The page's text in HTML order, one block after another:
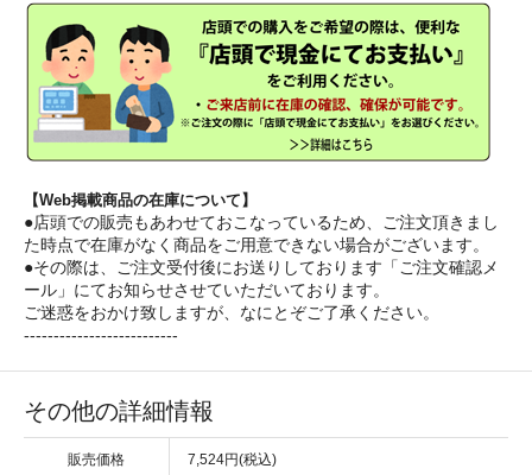
【Web掲載商品の在庫について】
●店頭での販売もあわせておこなっているため、ご注文頂きまし
た時点で在庫がなく商品をご用意できない場合がございます。
●その際は、ご注文受付後にお送りしております「ご注文確認メ
ール」にてお知らせさせていただいております。
ご迷惑をおかけ致しますが、なにとぞご了承ください。
--------------------------
その他の詳細情報
販売価格 7,524円(税込)